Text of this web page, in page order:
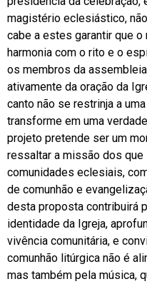
magistério eclesiástico,
cabe a estes garantir que
harmonia com o rito e o
os membros da
ativamente da oração da
canto não se restrinja a
transforme em uma
projeto pretende ser um
ressaltar a missão dos
comunidades eclesiais,
de comunhão e
desta proposta contribuirá
identidade da Igreja,
vivência comunitária, e
comunhão litúrgica não é
mas também pela música,